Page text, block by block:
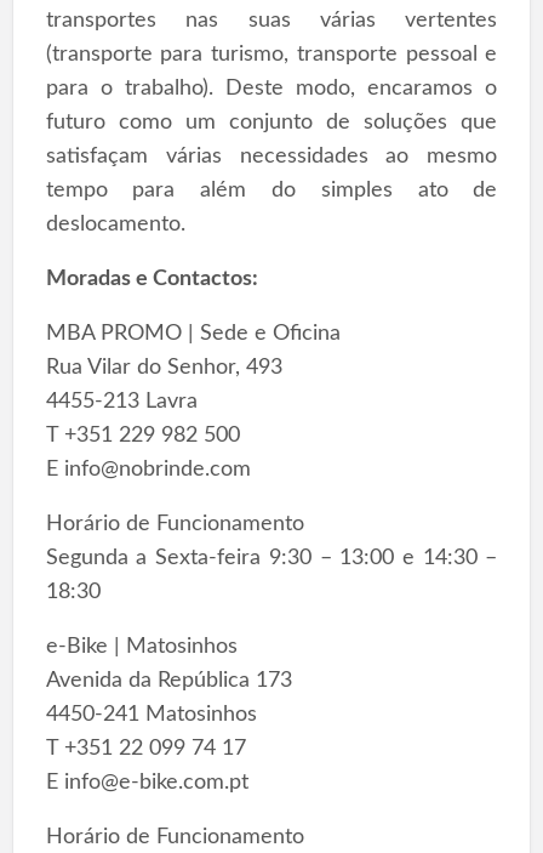
transportes nas suas várias vertentes
(transporte para turismo, transporte pessoal e
para o trabalho). Deste modo, encaramos o
futuro como um conjunto de soluções que
satisfaçam várias necessidades ao mesmo
tempo para além do simples ato de
deslocamento.
Moradas e Contactos:
MBA PROMO | Sede e Oficina
Rua Vilar do Senhor, 493
4455-213 Lavra
T +351 229 982 500
E info@nobrinde.com
Horário de Funcionamento
Segunda a Sexta-feira 9:30 – 13:00 e 14:30 –
18:30
e-Bike | Matosinhos
Avenida da República 173
4450-241 Matosinhos
T +351 22 099 74 17
E info@e-bike.com.pt
Horário de Funcionamento